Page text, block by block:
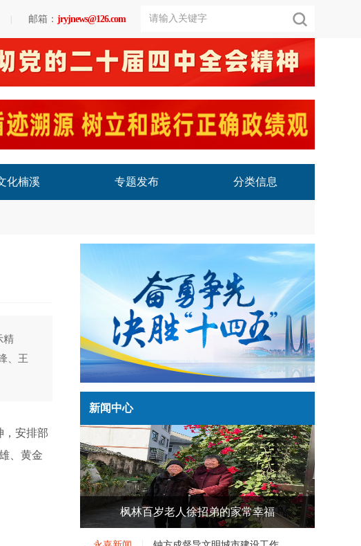
邮箱： jryjnews@126.com
化楠溪 专题发布 分类信息
精
、王
安排部
、黄金
新闻中心
枫林百岁老人徐招弟的家常幸福